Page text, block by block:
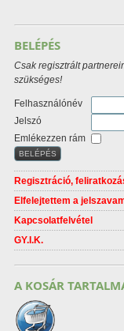
BELÉPÉS
Csak regisztrált
szükséges!
Felhasználónév
Jelszó
Emlékezzen rám
Regisztráció,
Elfelejtettem a
Kapcsolatfelvétel
GY.I.K.
A KOSÁR